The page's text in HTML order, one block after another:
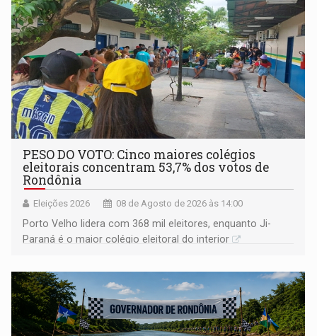
PESO DO VOTO: Cinco maiores colégios
eleitorais concentram 53,7% dos votos de
Rondônia
Eleições 2026 08 de Agosto de 2026 às 14:00
Porto Velho lidera com 368 mil eleitores, enquanto Ji-
Paraná é o maior colégio eleitoral do interior